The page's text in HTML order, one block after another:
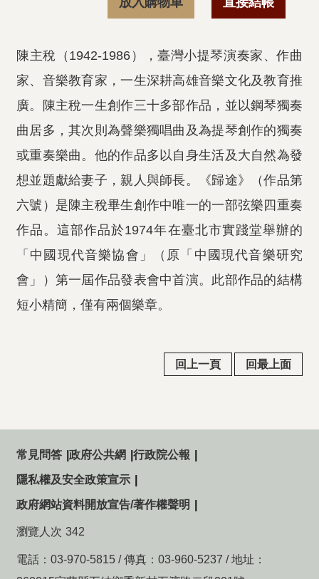
陳主稅（1942-1986），臺灣小提琴演奏家、作曲
家、音樂教育家，一生深耕高雄音樂文化及教育推
廣。陳主稅一生創作三十多部作品，並以鋼琴獨奏
曲居多，其次則為聲樂獨唱曲及為提琴創作的獨奏
或重奏樂曲。他的作品多以自身生活及大自然為發
想並題獻給妻子，親人與師長。《歸途》（作品第
六號）是陳主稅畢生創作中唯一的一部弦樂四重奏
作品。這部作品於1974年在臺北市實踐堂舉辦的
「中國現代音樂協會」（原「中國現代音樂研究
會」）第一屆作品發表會中首演。此部作品的結構
短小精簡，僅有兩個樂章。
回上一頁 回最上面
常見問答 政府公共網 行政院公報
隱私權及安全政策宣示
政府網站資料開放宣告/著作權聲明
瀏覽人次 342
電話：03-970-5815 / 傳真：03-960-5237 / 地址：